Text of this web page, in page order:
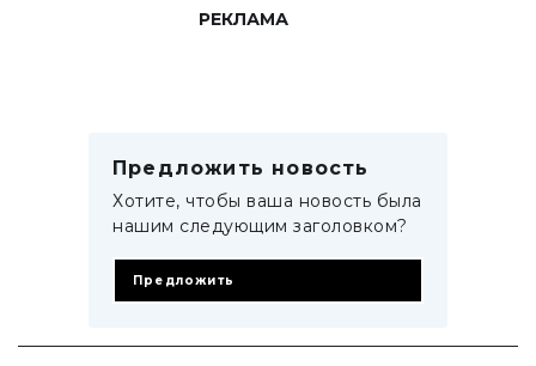
РЕКЛАМА
Предложить новость
Хотите, чтобы ваша новость была
нашим следующим заголовком?
Предложить